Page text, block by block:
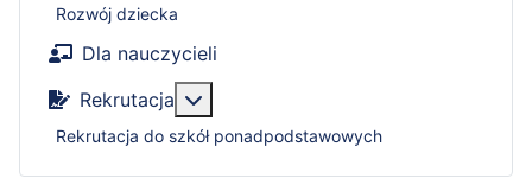
Rozwój dziecka
Dla nauczycieli
Rekrutacja
Rekrutacja do szkół ponadpodstawowych